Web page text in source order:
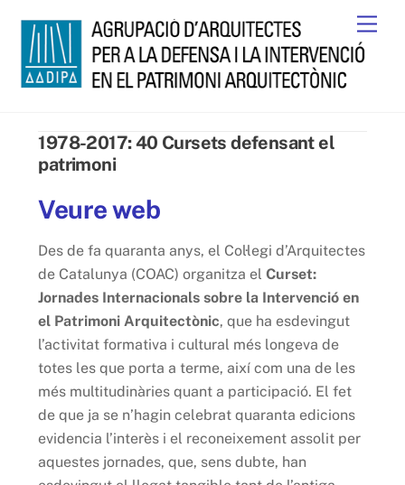
content
1978-2017: 40 Cursets defensant el
patrimoni
Veure web
Des de fa quaranta anys, el Col·legi d’Arquitectes
de Catalunya (COAC) organitza elCurset:
Jornades Internacionals sobre la Intervenció en
el Patrimoni Arquitectònic, que ha esdevingut
l’activitat formativa i cultural més longeva de
totes les que porta a terme, així com una de les
més multitudinàries quant a participació. El fet
de que ja se n’hagin celebrat quaranta edicions
evidencia l’interès i el reconeixement assolit per
aquestes jornades, que, sens dubte, han